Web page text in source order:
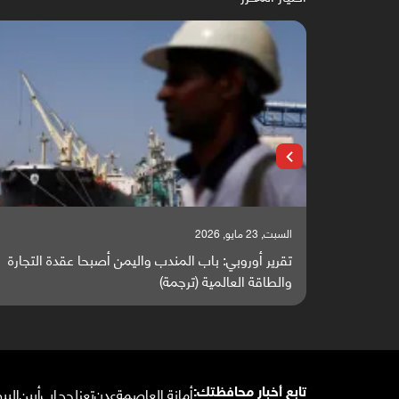
السبت, 23 مايو, 2026
تقرير أوروبي: باب المندب واليمن أصبحا عقدة التجارة
والطاقة العالمية (ترجمة)
تابع أخبار محافظتك:أمانة العاصمةعدنتعزلحجإبأبين